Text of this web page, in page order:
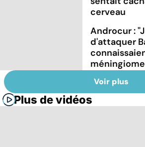
cerveau
Androcur :
d'attaquer
Voir plus
Plus de vidéos